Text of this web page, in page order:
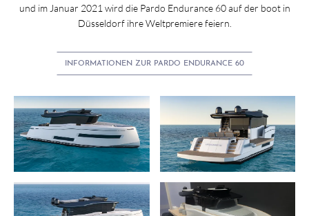
und im Januar 2021 wird die Pardo Endurance 60 auf der boot in
Düsseldorf ihre Weltpremiere feiern.
INFORMATIONEN ZUR PARDO ENDURANCE 60